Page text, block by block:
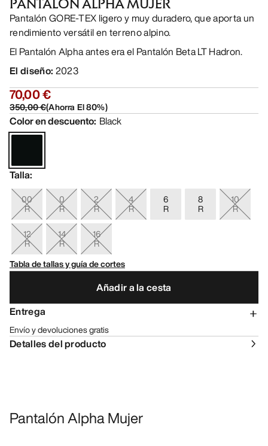
PANTALÓN ALPHA MUJER
Pantalón GORE-TEX ligero y muy duradero, que aporta un
rendimiento versátil en terreno alpino.
El Pantalón Alpha antes era el Pantalón Beta LT Hadron.
El diseño: 2023
70,00 €
350,00 €(Ahorra El80%)
Color en descuento: Black
Talla:
00
R
0
R
2
R
4
R
6
R
8
R
10
R
12
R
14
R
16
R
Tabla de tallas y guía de cortes
Añadir a la cesta
Entrega
Envío y devoluciones gratis
Detalles del producto
Pantalón Alpha Mujer